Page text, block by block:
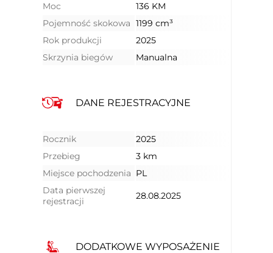
Moc
136 KM
Pojemność skokowa 1199 cm³
Rok produkcji
2025
Skrzynia biegów
Manualna
DANE REJESTRACYJNE
Rocznik
2025
Przebieg
3 km
Miejsce pochodzenia PL
Data pierwszej
rejestracji
28.08.2025
DODATKOWE WYPOSAŻENIE